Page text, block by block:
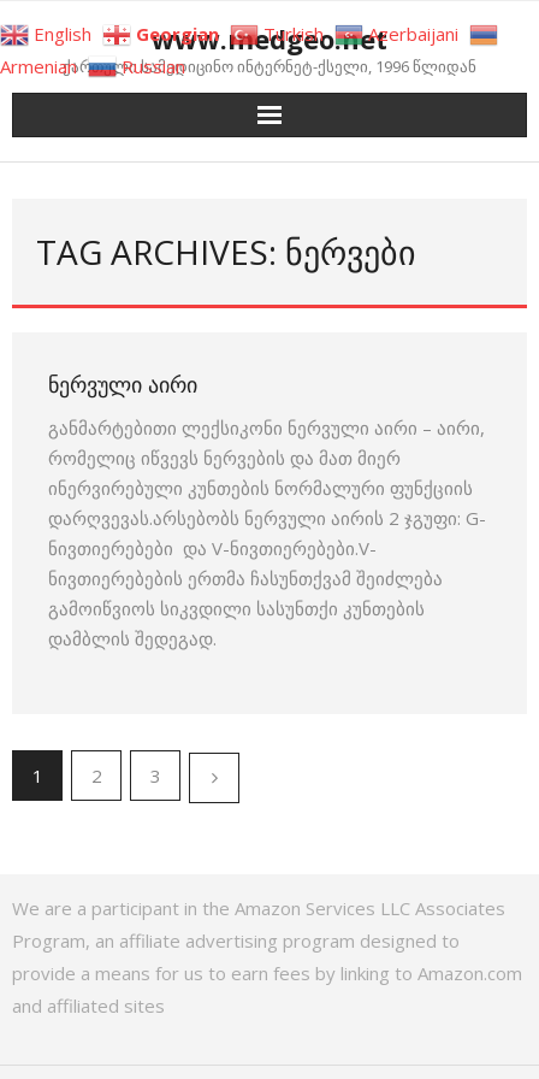
to
content
www.medgeo.net
ქართული სამედიცინო ინტერნეტ-ქსელი, 1996 წლიდან
TAG ARCHIVES: ᲜᲔᲠᲕᲔᲑᲘ
ᲜᲔᲠᲕᲣᲚᲘ ᲐᲘᲠᲘ
განმარტებითი ლექსიკონი ნერვული აირი – აირი,
რომელიც იწვევს ნერვების და მათ მიერ
ინერვირებული კუნთების ნორმალური ფუნქციის
დარღვევას.არსებობს ნერვული აირის 2 ჯგუფი: G-
ნივთიერებები და V-ნივთიერებები.V-
ნივთიერებების ერთმა ჩასუნთქვამ შეიძლება
გამოიწვიოს სიკვდილი სასუნთქი კუნთების
დამბლის შედეგად.
1 2 3
We are a participant in the Amazon Services LLC Associates
Program, an affiliate advertising program designed to
provide a means for us to earn fees by linking to Amazon.com
and affiliated sites
English Georgian Turkish
Azerbaijani
Armenian
Russian